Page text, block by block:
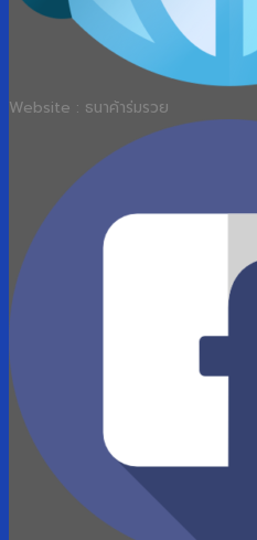
Website : ธนาค้าร่มรวย